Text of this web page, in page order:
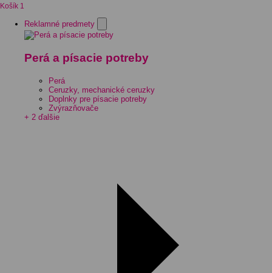
Košík 1
Reklamné predmety
Perá a písacie potreby
Perá
Ceruzky, mechanické ceruzky
Doplnky pre písacie potreby
Zvýrazňovače
+ 2 ďalšie